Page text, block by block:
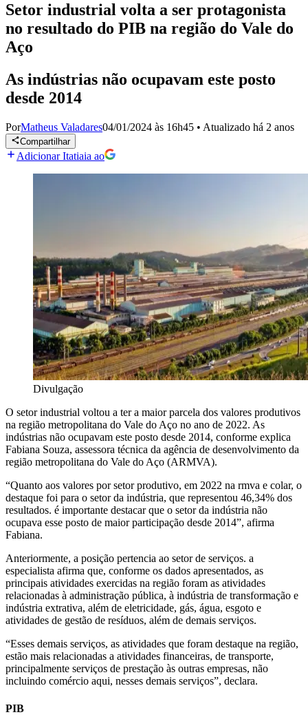
Setor industrial volta a ser protagonista
no resultado do PIB na região do Vale do
Aço
As indústrias não ocupavam este posto
desde 2014
PorMatheus Valadares04/01/2024 às 16h45 • Atualizado há 2 anos
Compartilhar
Adicionar Itatiaia ao
Divulgação
O setor industrial voltou a ter a maior parcela dos valores produtivos
na região metropolitana do Vale do Aço no ano de 2022. As
indústrias não ocupavam este posto desde 2014, conforme explica
Fabiana Souza, assessora técnica da agência de desenvolvimento da
região metropolitana do Vale do Aço (ARMVA).
“Quanto aos valores por setor produtivo, em 2022 na rmva e colar, o
destaque foi para o setor da indústria, que representou 46,34% dos
resultados. é importante destacar que o setor da indústria não
ocupava esse posto de maior participação desde 2014”, afirma
Fabiana.
Anteriormente, a posição pertencia ao setor de serviços. a
especialista afirma que, conforme os dados apresentados, as
principais atividades exercidas na região foram as atividades
relacionadas à administração pública, à indústria de transformação e
indústria extrativa, além de eletricidade, gás, água, esgoto e
atividades de gestão de resíduos, além de demais serviços.
“Esses demais serviços, as atividades que foram destaque na região,
estão mais relacionadas a atividades financeiras, de transporte,
principalmente serviços de prestação às outras empresas, não
incluindo comércio aqui, nesses demais serviços”, declara.
PIB